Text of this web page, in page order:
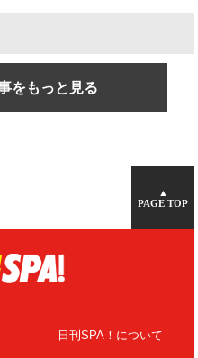
をもっと見る
▲
PAGE TOP
日刊SPA！について